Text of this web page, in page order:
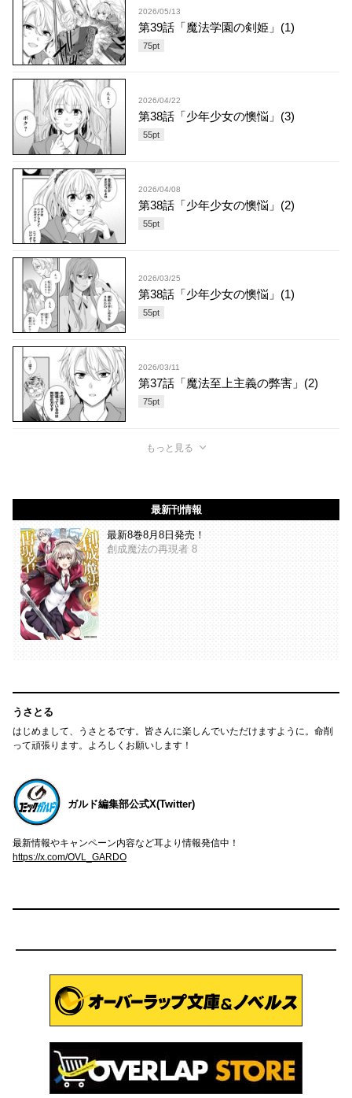
2026/05/13
第39話「魔法学園の剣姫」(1)
75pt
2026/04/22
第38話「少年少女の懊悩」(3)
55pt
2026/04/08
第38話「少年少女の懊悩」(2)
55pt
2026/03/25
第38話「少年少女の懊悩」(1)
55pt
2026/03/11
第37話「魔法至上主義の弊害」(2)
75pt
もっと見る
最新刊情報
最新8巻8月8日発売！
創成魔法の再現者 8
うさとる
はじめまして、うさとるです。皆さんに楽しんでいただけますように。命削
って頑張ります。よろしくお願いします！
ガルド編集部公式X(Twitter)
最新情報やキャンペーン内容など耳より情報発信中！
https://x.com/OVL_GARDO